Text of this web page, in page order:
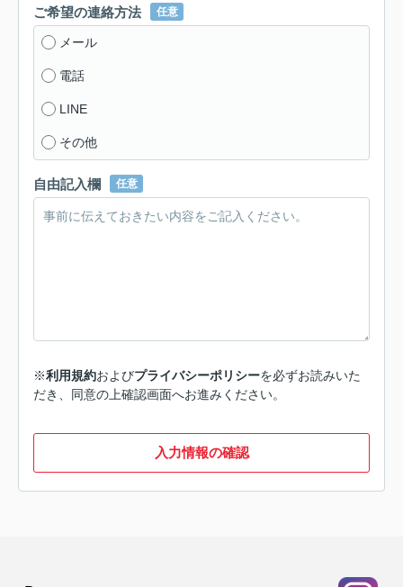
ご希望の連絡方法 任意
メール
電話
LINE
その他
自由記入欄 任意
※利用規約およびプライバシーポリシーを必ずお読みいた
だき、同意の上確認画面へお進みください。
入力情報の確認